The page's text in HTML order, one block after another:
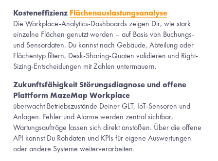
Kosteneffizienz Flächenauslastungsanalyse
Die Workplace-Analytics-Dashboards zeigen Dir, wie stark
einzelne Flächen genutzt werden – auf Basis von Buchungs-
und Sensordaten. Du kannst nach Gebäude, Abteilung oder
Flächentyp filtern, Desk-Sharing-Quoten validieren und Right-
Sizing-Entscheidungen mit Zahlen untermauern.
Zukunftsfähigkeit Störungsdiagnose und offene
Plattform MazeMap Workplace
überwacht Betriebszustände Deiner GLT, IoT-Sensoren und
Anlagen. Fehler und Alarme werden zentral sichtbar,
Wartungsaufträge lassen sich direkt anstoßen. Über die offene
API kannst Du Rohdaten und KPIs für eigene Auswertungen
oder andere Systeme weiterverarbeiten.